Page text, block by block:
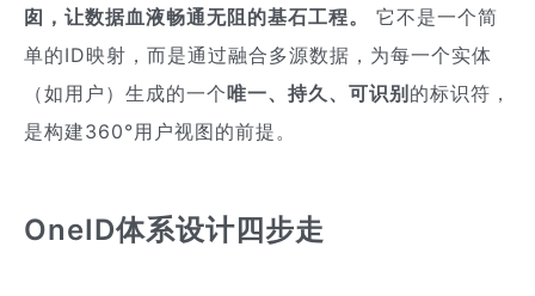
囱，让数据血液畅通无阻的基石工程。
它不是一个简
单的ID映射，而是通过融合多源数据，为每一个实体
（如用户）生成的一个唯一、持久、可识别 的标识符，
是构建360°用户视图的前提。
OneID体系设计四步走